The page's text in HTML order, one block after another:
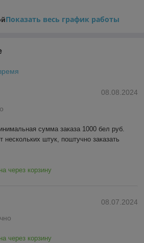
Показать весь график работы
08.08.2024
сумма заказа 1000 бел руб.
нескольких штук, поштучно заказать
через корзину
08.07.2024
через корзину